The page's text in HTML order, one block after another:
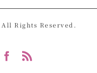
Rights Reserved.
Facebook